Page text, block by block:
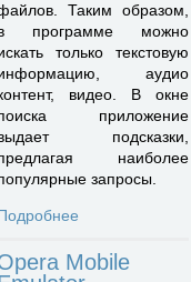
Таким образом,
программе можно
только текстовую
аудио
видео. В окне
приложение
подсказки,
наиболее
запросы.
Mobile